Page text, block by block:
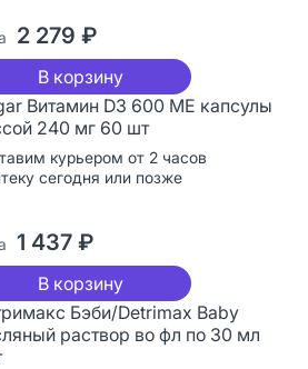
2 279 ₽
В корзину
Витамин D3 600 МЕ капсулы
240 мг 60 шт
курьером от 2 часов
сегодня или позже
1 437 ₽
В корзину
Бэби/Detrimax Baby
раствор во фл по 30 мл